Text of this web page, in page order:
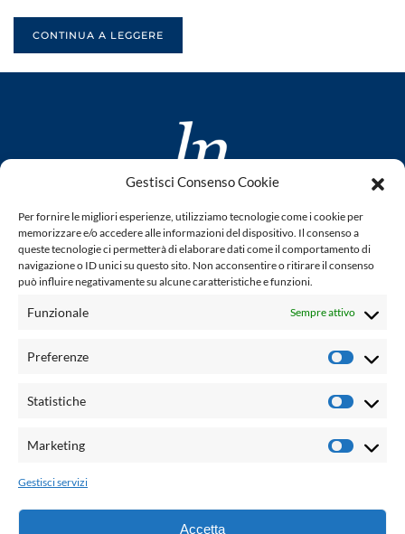
Gestisci Consenso Cookie
Per fornire le migliori esperienze, utilizziamo tecnologie come i cookie per
memorizzare e/o accedere alle informazioni del dispositivo. Il consenso a
queste tecnologie ci permetterà di elaborare dati come il comportamento di
navigazione o ID unici su questo sito. Non acconsentire o ritirare il consenso
può influire negativamente su alcune caratteristiche e funzioni.
Funzionale Sempre attivo
Preferenze
Statistiche
Marketing
Gestisci servizi
Accetta
CONTINUA A LEGGERE
www.laletteraturaenoi.it
fondato da Romano Luperini
Questo blog non rappresenta una testata giornalistica in
quanto viene aggiornato senza alcuna periodicità. Non può
legge n° 62 del 7.03.2001. L'autore non è responsabile per
email:
Grafica e web:Salvatore Leto